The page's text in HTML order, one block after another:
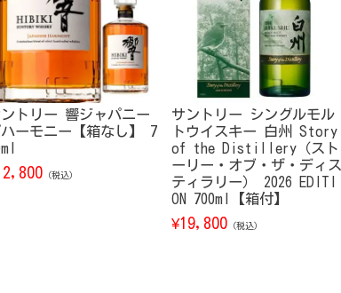
トリー 響ジャパニー
ハーモニー【箱なし】 7
（税込）
サントリー シングルモル
トウイスキー 白州 Story
of the Distillery（スト
ーリー・オブ・ザ・ディス
ティラリー） 2026 EDITI
ON 700ml【箱付】
¥19,800 （税込）